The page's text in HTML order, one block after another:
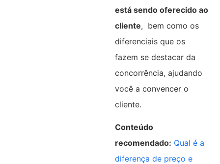
está sendo oferecido ao
cliente, bem como os
diferenciais que os
fazem se destacar da
concorrência, ajudando
você a convencer o
cliente.
Conteúdo
recomendado: Qual é a
diferença de preço e